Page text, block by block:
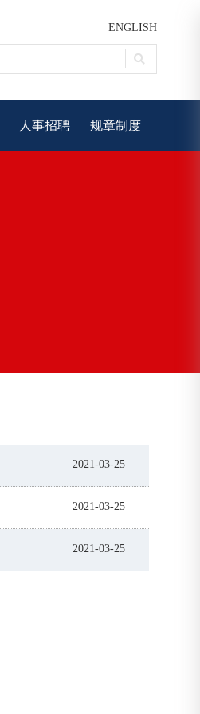
ENGLISH
人事招聘 规章制度
2021-03-25
2021-03-25
2021-03-25